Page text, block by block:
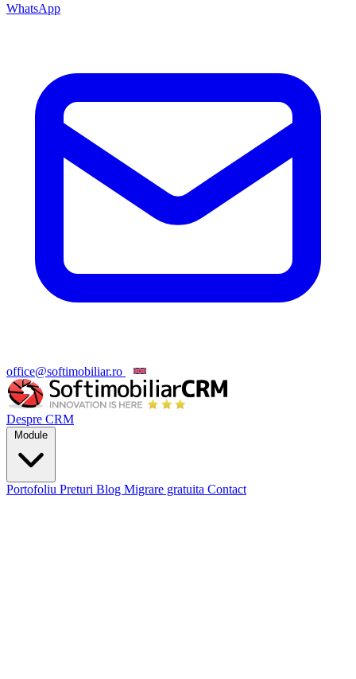
WhatsApp
office@softimobiliar.ro
Despre CRM
Module
Portofoliu Preturi Blog Migrare gratuita Contact